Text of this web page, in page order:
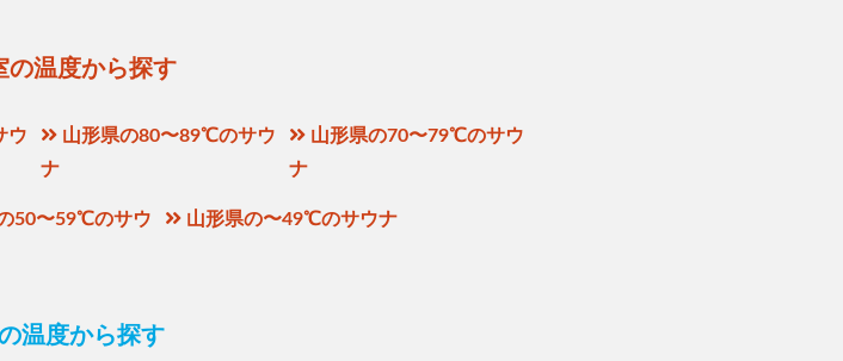
の温度から探す
ウ
山形県の80〜89℃のサウ
ナ
山形県の70〜79℃のサウ
ナ
50〜59℃のサウ
山形県の〜49℃のサウナ
温度から探す